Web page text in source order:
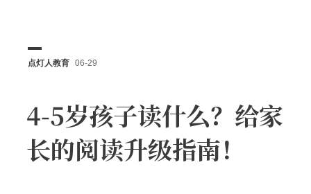
点灯人教育 06-29
4-5岁孩子读什么？给家
长的阅读升级指南！